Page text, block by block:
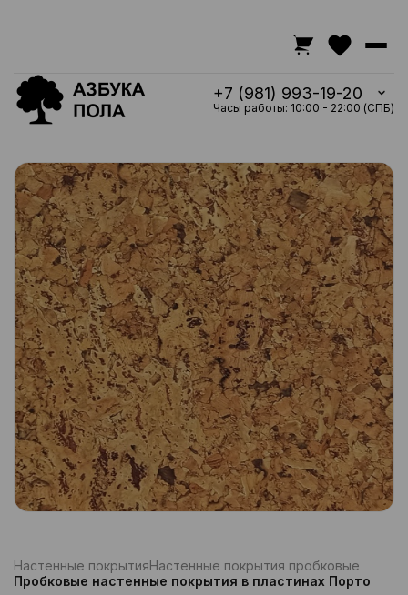
+7 (981) 993-19-20
Часы работы: 10:00 - 22:00 (СПБ)
Настенные покрытияНастенные покрытия пробковые
Пробковые настенные покрытия в пластинах Порто